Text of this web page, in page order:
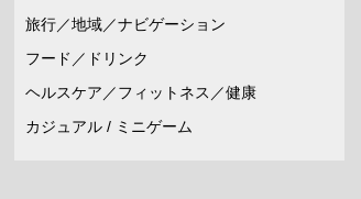
旅行／地域／ナビゲーション
フード／ドリンク
ヘルスケア／フィットネス／健康
カジュアル / ミニゲーム